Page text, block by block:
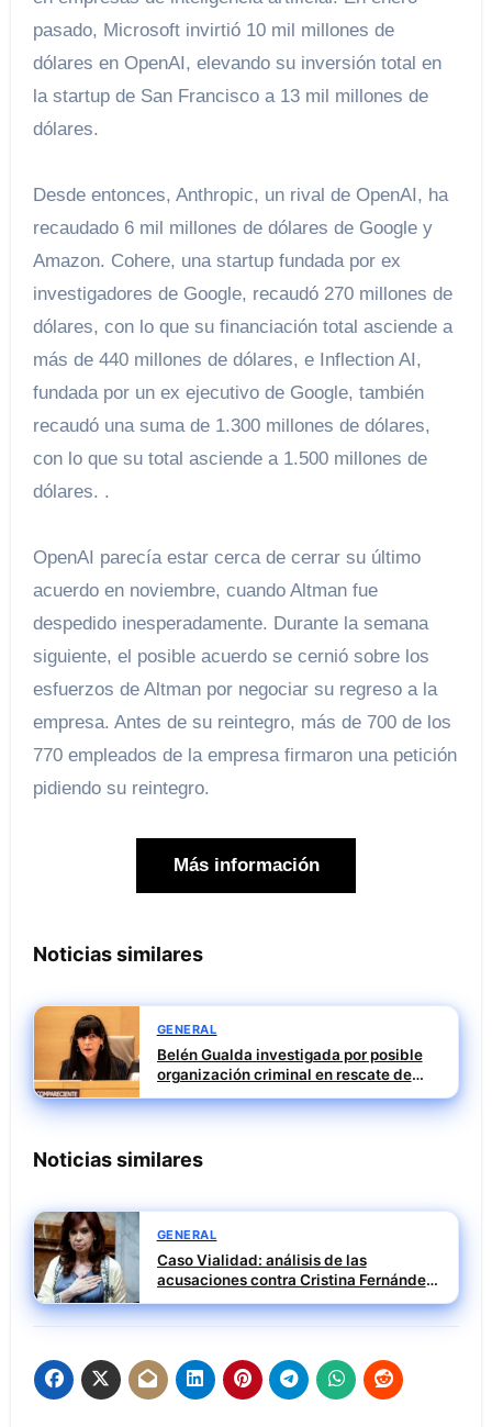
pasado, Microsoft invirtió 10 mil millones de
dólares en OpenAI, elevando su inversión total en
la startup de San Francisco a 13 mil millones de
dólares.
Desde entonces, Anthropic, un rival de OpenAI, ha
recaudado 6 mil millones de dólares de Google y
Amazon. Cohere, una startup fundada por ex
investigadores de Google, recaudó 270 millones de
dólares, con lo que su financiación total asciende a
más de 440 millones de dólares, e Inflection AI,
fundada por un ex ejecutivo de Google, también
recaudó una suma de 1.300 millones de dólares,
con lo que su total asciende a 1.500 millones de
dólares. .
OpenAI parecía estar cerca de cerrar su último
acuerdo en noviembre, cuando Altman fue
despedido inesperadamente. Durante la semana
siguiente, el posible acuerdo se cernió sobre los
esfuerzos de Altman por negociar su regreso a la
empresa. Antes de su reintegro, más de 700 de los
770 empleados de la empresa firmaron una petición
pidiendo su reintegro.
Más información
Noticias similares
GENERAL
Belén Gualda investigada por posible
organización criminal en rescate de
Tubos Reunidos
Noticias similares
GENERAL
Caso Vialidad: análisis de las
acusaciones contra Cristina Fernández
y su impacto político